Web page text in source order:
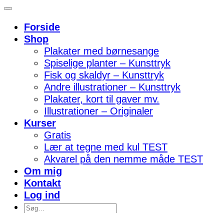
Forside
Shop
Plakater med børnesange
Spiselige planter – Kunsttryk
Fisk og skaldyr – Kunsttryk
Andre illustrationer – Kunsttryk
Plakater, kort til gaver mv.
Illustrationer – Originaler
Kurser
Gratis
Lær at tegne med kul TEST
Akvarel på den nemme måde TEST
Om mig
Kontakt
Log ind
Søg